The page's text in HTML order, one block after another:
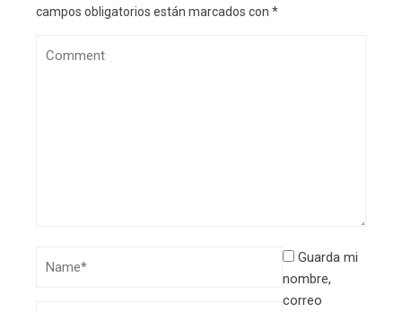
campos obligatorios están marcados con *
Guarda mi
nombre,
correo